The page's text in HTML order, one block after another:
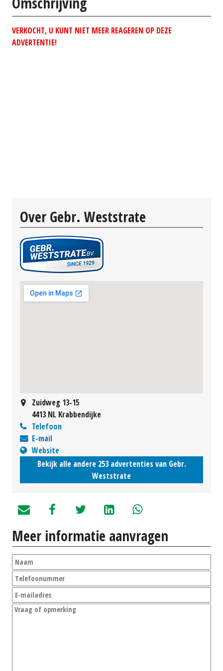
VERKOCHT, U KUNT NIET MEER REAGEREN OP DEZE
ADVERTENTIE!
Over Gebr. Weststrate
Zuidweg 13-15
4413 NL Krabbendijke
Telefoon
E-mail
Website
Bekijk alle andere 253 advertenties van Gebr.
Weststrate
Meer informatie aanvragen